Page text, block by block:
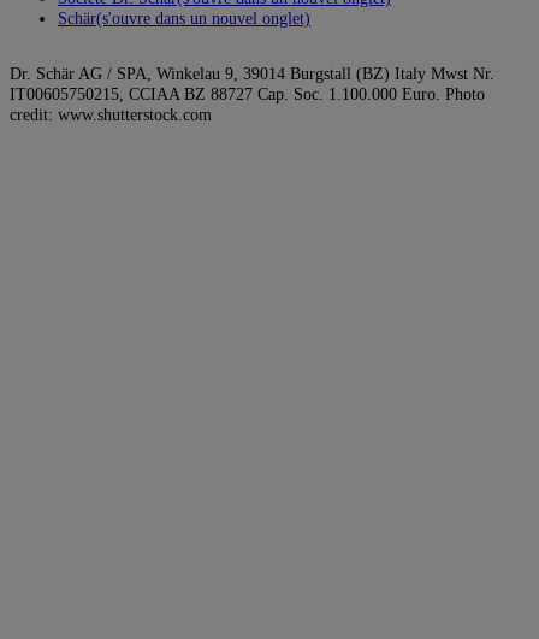
Schär(s'ouvre dans un nouvel onglet)
Dr. Schär AG / SPA, Winkelau 9, 39014 Burgstall (BZ) Italy Mwst Nr.
IT00605750215, CCIAA BZ 88727 Cap. Soc. 1.100.000 Euro. Photo
credit: www.shutterstock.com